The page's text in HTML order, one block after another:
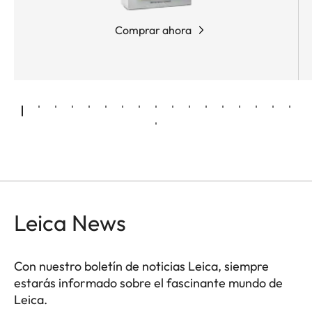
Comprar ahora
Leica News
Con nuestro boletín de noticias Leica, siempre
estarás informado sobre el fascinante mundo de
Leica.